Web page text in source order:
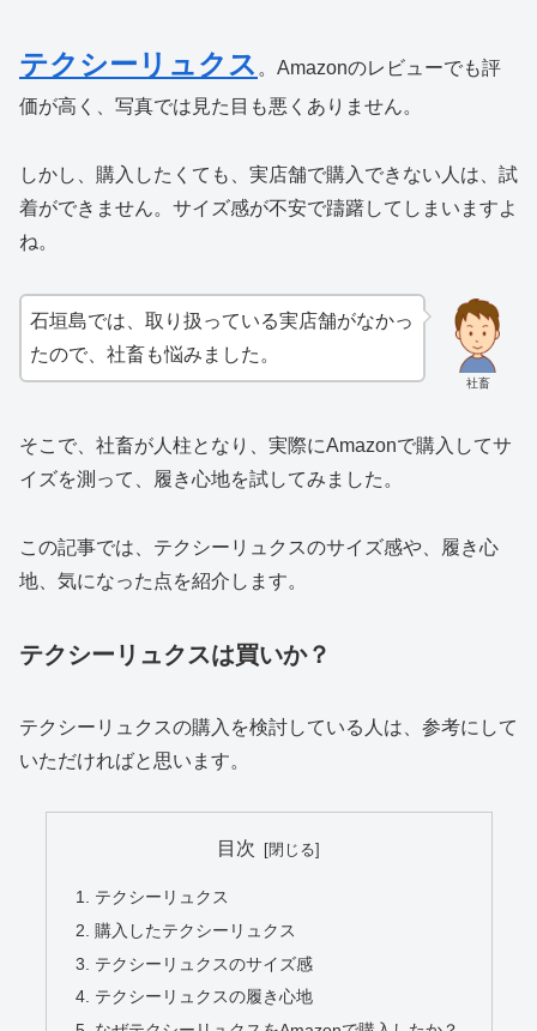
テクシーリュクス 。Amazonのレビューでも評
価が高く、写真では見た目も悪くありません。
しかし、購入したくても、実店舗で購入できない人は、試
着ができません。サイズ感が不安で躊躇してしまいますよ
ね。
社畜
石垣島では、取り扱っている実店舗がなかっ
たので、社畜も悩みました。
そこで、社畜が人柱となり、実際にAmazonで購入してサ
イズを測って、履き心地を試してみました。
この記事では、テクシーリュクスのサイズ感や、履き心
地、気になった点を紹介します。
テクシーリュクスは買いか？
テクシーリュクスの購入を検討している人は、参考にして
いただければと思います。
目次
テクシーリュクス
購入したテクシーリュクス
テクシーリュクスのサイズ感
テクシーリュクスの履き心地